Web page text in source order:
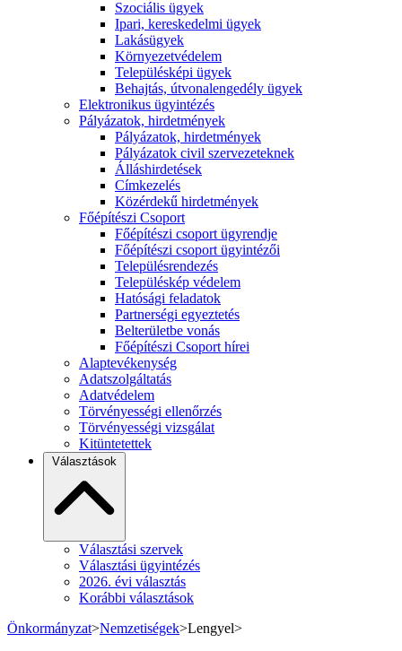
Szociális ügyek
Ipari, kereskedelmi ügyek
Lakásügyek
Környezetvédelem
Településképi ügyek
Behajtás, útvonalengedély ügyek
Elektronikus ügyintézés
Pályázatok, hirdetmények
Pályázatok, hirdetmények
Pályázatok civil szervezeteknek
Álláshirdetések
Címkezelés
Közérdekű hirdetmények
Főépítészi Csoport
Főépítészi csoport ügyrendje
Főépítészi csoport ügyintézői
Településrendezés
Településkép védelem
Hatósági feladatok
Partnerségi egyeztetés
Belterületbe vonás
Főépítészi Csoport hírei
Alaptevékenység
Adatszolgáltatás
Adatvédelem
Törvényességi ellenőrzés
Törvényességi vizsgálat
Kitüntetettek
Választások
Választási szervek
Választási ügyintézés
2026. évi választás
Korábbi választások
Önkormányzat>Nemzetiségek>Lengyel>